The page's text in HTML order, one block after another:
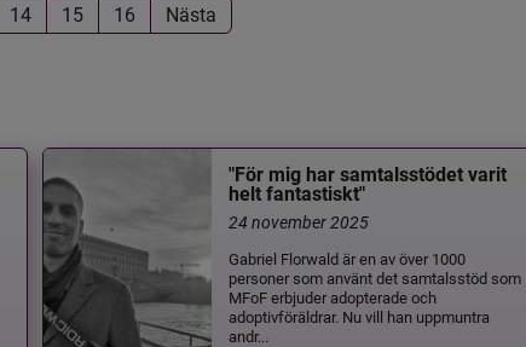
14 15 16 Nästa
"För mig har samtalsstödet varit
helt fantastiskt"
24 november 2025
Gabriel Florwald är en av över 1000
personer som använt det samtalsstöd som
MFoF erbjuder adopterade och
adoptivföräldrar. Nu vill han uppmuntra
andr...